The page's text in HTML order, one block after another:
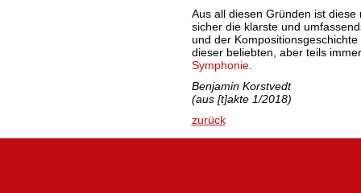
Aus all diesen Gründen ist
sicher die klarste und
und der
dieser beliebten, aber teils
Symphonie.
Benjamin Korstvedt
(aus [t]akte 1/2018)
zurück